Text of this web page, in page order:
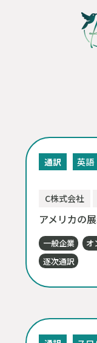
通訳 英語
C株式会社
アメリカの
一般企業 オ
逐次通訳